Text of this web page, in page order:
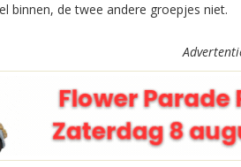
binnen, de twee andere groepjes niet.